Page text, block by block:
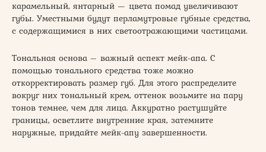
карамельный, янтарный — цвета помад увеличивают
губы. Уместными будут перламутровые губные средства,
с содержащимися в них светоотражающими частицами.
Тональная основа – важный аспект мейк-апа. С
помощью тонального средства тоже можно
откорректировать размер губ. Для этого распределите
вокруг них тональный крем, оттенок возьмите на пару
тонов темнее, чем для лица. Аккуратно растушуйте
границы, осветлите внутренние края, затемните
наружные, придайте мейк-апу завершенности.